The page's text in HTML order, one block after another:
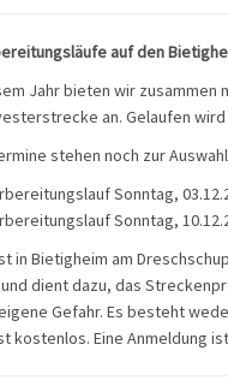
auf den
Jahr bieten wir
an. Gelaufen
stehen noch zur
Sonntag,
Sonntag,
in Bietigheim am
dient dazu, das
Gefahr. Es besteht
kostenlos. Eine Anmeldung